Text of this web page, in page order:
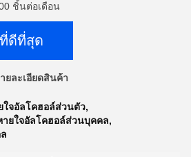
ชิ้นต่อเดือน
ดีที่สุด
ยละเอียดสินค้า
ใจอัลโคฮอล์ส่วนตัว,
ายใจอัลโคฮอล์ส่วนบุคคล,